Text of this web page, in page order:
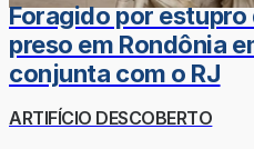
Foragido por estupro
preso em Rondônia
conjunta com o RJ
ARTIFÍCIO DESCOBERTO